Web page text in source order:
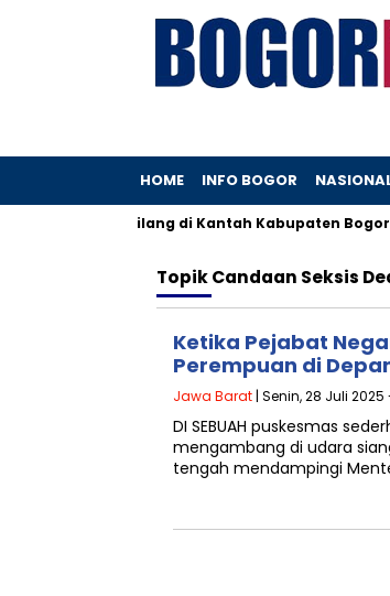
HOME INFO BOGOR
yang Diduga Hilang di Kantah Kabupaten Bogor I
TopikCandaan Seksis
Ketika Pejabat
Perempuan di
Jawa Barat | Senin, 28 Juli 2025
DI SEBUAH puskesmas
mengambang di udara
tengah mendampingi